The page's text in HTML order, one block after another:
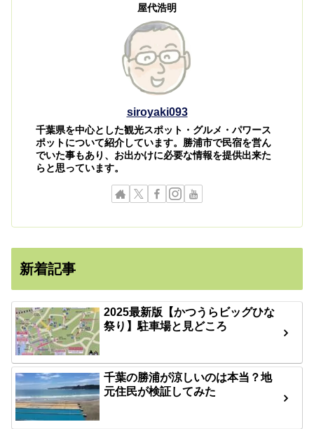
屋代浩明
siroyaki093
千葉県を中心とした観光スポット・グルメ・パワース
ポットについて紹介しています。勝浦市で民宿を営ん
でいた事もあり、お出かけに必要な情報を提供出来た
らと思っています。
新着記事
2025最新版【かつうらビッグひな
祭り】駐車場と見どころ
千葉の勝浦が涼しいのは本当？地
元住民が検証してみた